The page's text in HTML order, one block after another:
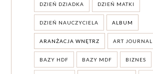
DZIEŃ DZIADKA DZIEŃ MATKI
DZIEŃ NAUCZYCIELA ALBUM
ARANŻACJA WNĘTRZ ART JOURNAL
BAZY HDF BAZY MDF BIZNES